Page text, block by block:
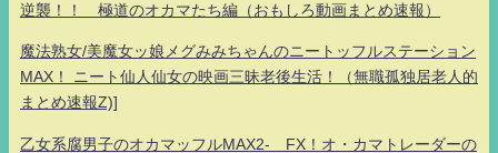
逆襲！！ 極道のオカマたち編（おもしろ動画まとめ速報）
魔法熟女/美魔女ッ娘メグみみちゃんのニートッフルステーション
MAX！ ニート仙人仙女の映画三昧老後生活！（無職孤独居老人的
まとめ速報Z)]
乙女系腐男子のオカマッフルMAX2- FX！オ・カマトレーダーの